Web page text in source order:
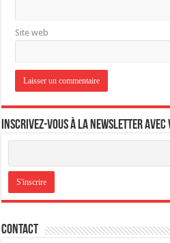
Site web
Inscrivez-vous à la newsletter avec
Contact